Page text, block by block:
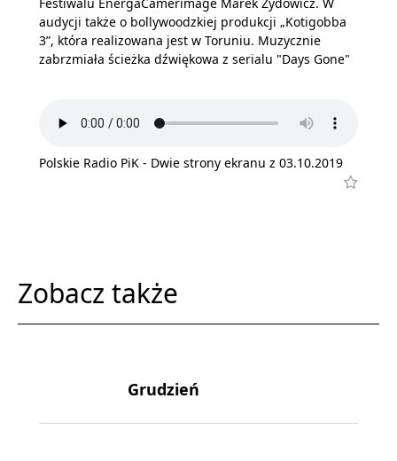
audycji także o bollywoodzkiej produkcji „Kotigobba
3”, która realizowana jest w Toruniu. Muzycznie
zabrzmiała ścieżka dźwiękowa z serialu "Days Gone"
Polskie Radio PiK - Dwie strony ekranu z 03.10.2019
Zobacz także
Grudzień